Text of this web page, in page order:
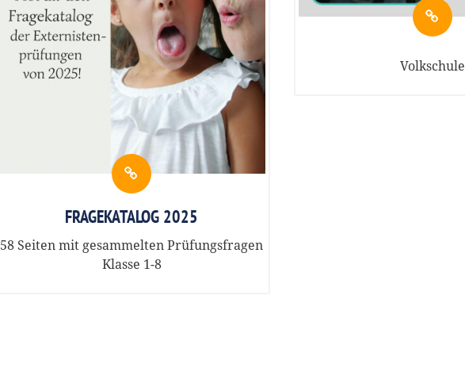
FRAGEKATALOG 2025
58 Seiten mit gesammelten Prüfungsfragen
Klasse 1-8
Volkschule